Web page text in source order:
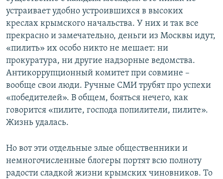
устраивает удобно устроившихся в высоких
креслах крымского начальства. У них и так все
прекрасно и замечательно, деньги из Москвы идут,
«пилить» их особо никто не мешает: ни
прокуратура, ни другие надзорные ведомства.
Антикоррупционный комитет при совмине –
вообще свои люди. Ручные СМИ трубят про успехи
«победителей». В общем, бояться нечего, как
говорится «пилите, господа попилители, пилите».
Жизнь удалась.
Но вот эти отдельные злые общественники и
немногочисленные блогеры портят всю полноту
радости сладкой жизни крымских чиновников. То